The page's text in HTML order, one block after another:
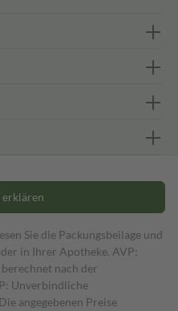
Sie die Packungsbeilage und
in Ihrer Apotheke. AVP:
nach der
Unverbindliche
angegebenen Preise